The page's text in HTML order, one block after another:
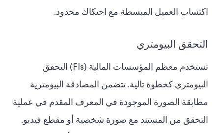
اكتساب العميل المبسطة مع احتكاك محدود.
التحقق البيومتري
تستخدم معظم المؤسسات المالية (FIs) التحقق
البيومتري كخطوة تالية. تتضمن المصادقة البيومترية
مطابقة الصورة الموجودة في المعرف المقدم في عملية
التحقق من المستند مع صورة شخصية أو مقطع فيديو.